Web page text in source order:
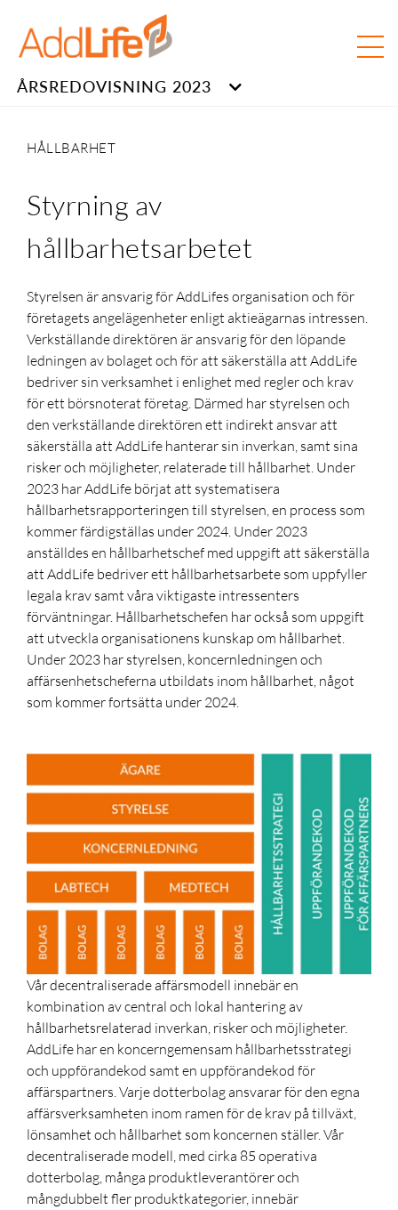
ÅRSREDOVISNING 2023
HÅLLBARHET
Styrning av
hållbarhetsarbetet
Styrelsen är ansvarig för AddLifes organisation och för
företagets angelägenheter enligt aktieägarnas intressen.
Verkställande direktören är ansvarig för den löpande
ledningen av bolaget och för att säkerställa att AddLife
bedriver sin verksamhet i enlighet med regler och krav
för ett börsnoterat företag. Därmed har styrelsen och
den verkställande direktören ett indirekt ansvar att
säkerställa att AddLife hanterar sin inverkan, samt sina
risker och möjligheter, relaterade till hållbarhet. Under
2023 har AddLife börjat att systematisera
hållbarhetsrapporteringen till styrelsen, en process som
kommer färdigställas under 2024. Under 2023
anställdes en hållbarhetschef med uppgift att säkerställa
att AddLife bedriver ett hållbarhetsarbete som uppfyller
legala krav samt våra viktigaste intressenters
förväntningar. Hållbarhetschefen har också som uppgift
att utveckla organisationens kunskap om hållbarhet.
Under 2023 har styrelsen, koncernledningen och
affärsenhetscheferna utbildats inom hållbarhet, något
som kommer fortsätta under 2024.
Vår decentraliserade affärsmodell innebär en
kombination av central och lokal hantering av
hållbarhetsrelaterad inverkan, risker och möjligheter.
AddLife har en koncerngemensam hållbarhetsstrategi
och uppförandekod samt en uppförandekod för
affärspartners. Varje dotterbolag ansvarar för den egna
affärsverksamheten inom ramen för de krav på tillväxt,
lönsamhet och hållbarhet som koncernen ställer. Vår
decentraliserade modell, med cirka 85 operativa
dotterbolag, många produktleverantörer och
mångdubbelt fler produktkategorier, innebär